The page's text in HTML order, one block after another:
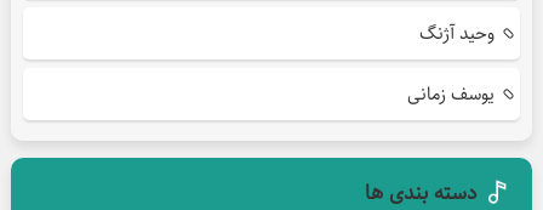
وحید آژنگ
یوسف زمانی
دسته بندی ها